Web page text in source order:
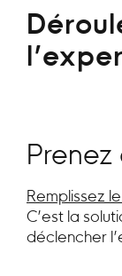
Remplissez
C’est la
déclencher